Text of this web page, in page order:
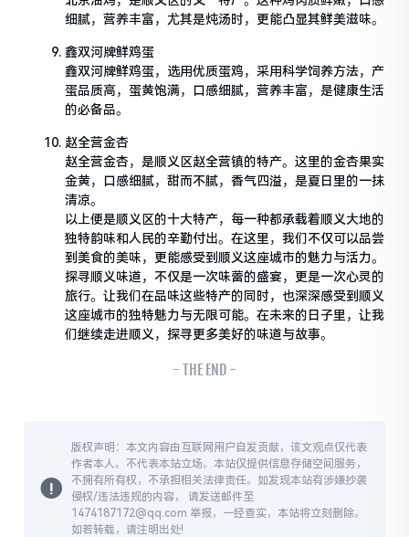
细腻，营养丰富，尤其是炖汤时，更能凸显其鲜美滋味。
鑫双河牌鲜鸡蛋
鑫双河牌鲜鸡蛋，选用优质蛋鸡，采用科学饲养方法，产
蛋品质高，蛋黄饱满，口感细腻，营养丰富，是健康生活
的必备品。
赵全营金杏
赵全营金杏，是顺义区赵全营镇的特产。这里的金杏果实
金黄，口感细腻，甜而不腻，香气四溢，是夏日里的一抹
清凉。
以上便是顺义区的十大特产，每一种都承载着顺义大地的
独特韵味和人民的辛勤付出。在这里，我们不仅可以品尝
到美食的美味，更能感受到顺义这座城市的魅力与活力。
探寻顺义味道，不仅是一次味蕾的盛宴，更是一次心灵的
旅行。让我们在品味这些特产的同时，也深深感受到顺义
这座城市的独特魅力与无限可能。在未来的日子里，让我
们继续走进顺义，探寻更多美好的味道与故事。
- THE END -
版权声明：本文内容由互联网用户自发贡献，该文观点仅代表
作者本人。不代表本站立场。本站仅提供信息存储空间服务，
不拥有所有权，不承担相关法律责任。如发现本站有涉嫌抄袭
侵权/违法违规的内容， 请发送邮件至
1474187172@qq.com 举报，一经查实，本站将立刻删除。
如若转载，请注明出处!